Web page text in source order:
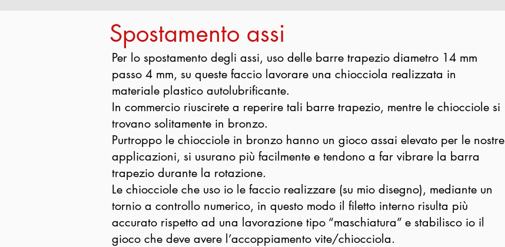
Spostamento assi
Per lo spostamento degli assi, uso delle barre trapezio diametro 14 mm
passo 4 mm, su queste faccio lavorare una chiocciola realizzata in
materiale plastico autolubrificante.
In commercio riuscirete a reperire tali barre trapezio, mentre le chiocciole si
trovano solitamente in bronzo.
Purtroppo le chiocciole in bronzo hanno un gioco assai elevato per le nostre
applicazioni, si usurano più facilmente e tendono a far vibrare la barra
trapezio durante la rotazione.
Le chiocciole che uso io le faccio realizzare (su mio disegno), mediante un
tornio a controllo numerico, in questo modo il filetto interno risulta più
accurato rispetto ad una lavorazione tipo “maschiatura” e stabilisco io il
gioco che deve avere l’accoppiamento vite/chiocciola.